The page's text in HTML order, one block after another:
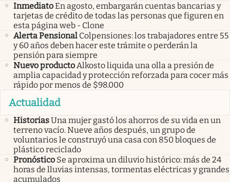
InmediatoEn agosto, embargarán cuentas bancarias y
tarjetas de crédito de todas las personas que figuren en
esta página web - Clone
Alerta Pensional Colpensiones: los trabajadores entre 55
y 60 años deben hacer este trámite o perderán la
pensión para siempre
Nuevo productoAlkosto liquida una olla a presión de
amplia capacidad y protección reforzada para cocer más
rápido por menos de $98.000
Actualidad
HistoriasUna mujer gastó los ahorros de su vida en un
terreno vacío. Nueve años después, un grupo de
voluntarios le construyó una casa con 850 bloques de
plástico reciclado
Pronóstico Se aproxima un diluvio histórico: más de 24
horas de lluvias intensas, tormentas eléctricas y grandes
acumulados